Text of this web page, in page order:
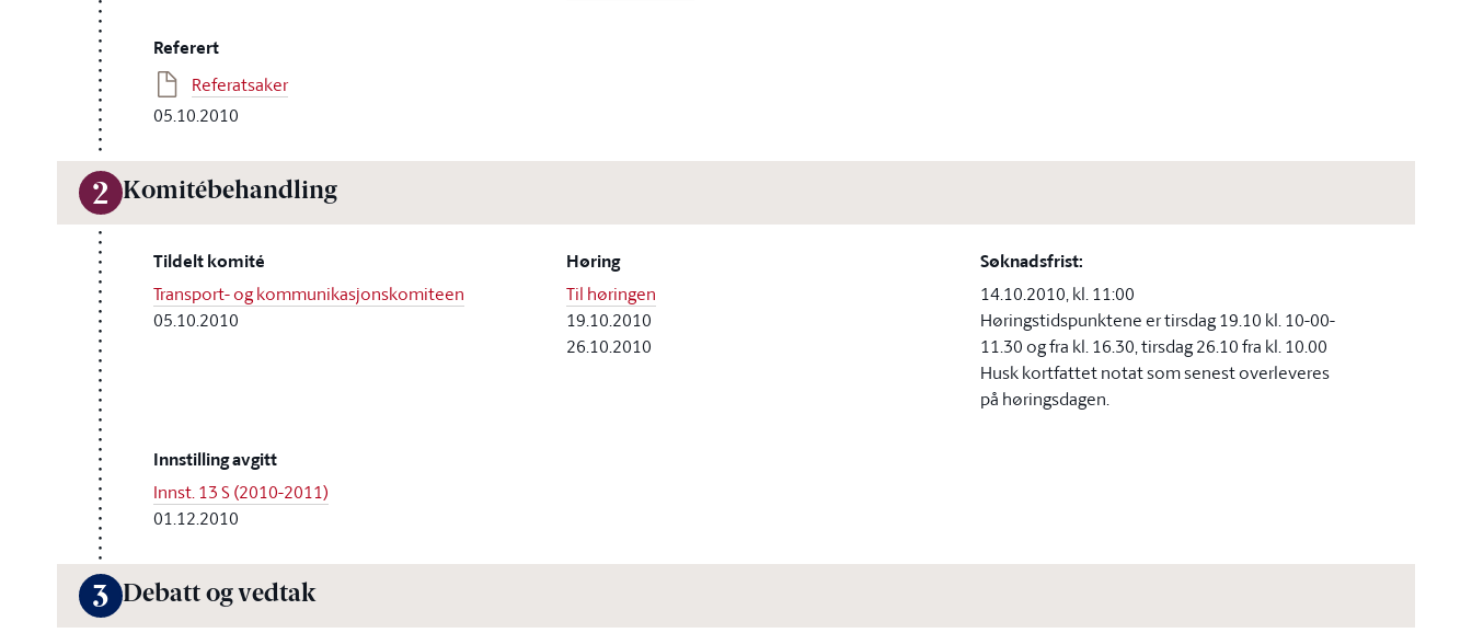
Referert
Referatsaker
05.10.2010
2 Komitébehandling
Tildelt komité
Transport- og kommunikasjonskomiteen
05.10.2010
Høring
Til høringen
19.10.2010
26.10.2010
Søknadsfrist:
14.10.2010, kl. 11:00
Høringstidspunktene er tirsdag 19.10 kl. 10-00-
11.30 og fra kl. 16.30, tirsdag 26.10 fra kl. 10.00
Husk kortfattet notat som senest overleveres
på høringsdagen.
Innstilling avgitt
Innst. 13 S (2010-2011)
01.12.2010
3 Debatt og vedtak